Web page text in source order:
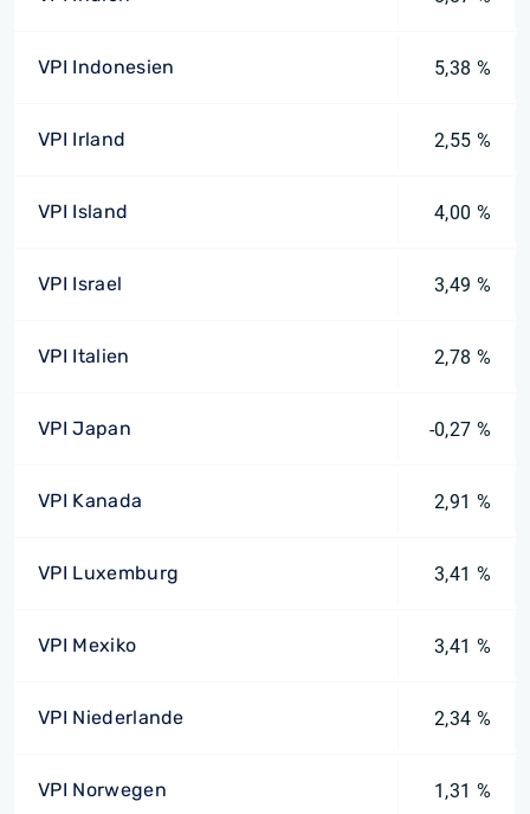
VPI Indonesien 5,38 %
VPI Irland 2,55 %
VPI Island 4,00 %
VPI Israel 3,49 %
VPI Italien 2,78 %
VPI Japan -0,27 %
VPI Kanada 2,91 %
VPI Luxemburg 3,41 %
VPI Mexiko 3,41 %
VPI Niederlande 2,34 %
VPI Norwegen 1,31 %